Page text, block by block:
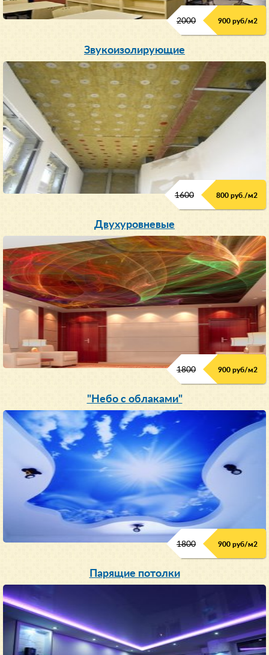
2000 900 руб/м2
Звукоизолирующие
1600 800 руб./м2
Двухуровневые
1800 900 руб/м2
"Небо с облаками"
1800 900 руб/м2
Парящие потолки